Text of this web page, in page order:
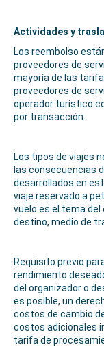
Actividades y
Los reembolso
proveedores de
mayoría de las
proveedores de
operador turístico
por transacción.
Los tipos de viajes
las consecuencias
desarrollados en
viaje reservado a
vuelo es el tema del
destino, medio de
Requisito previo
rendimiento
del organizador o
es posible, un
costos de cambio
costos adicionales
tarifa de